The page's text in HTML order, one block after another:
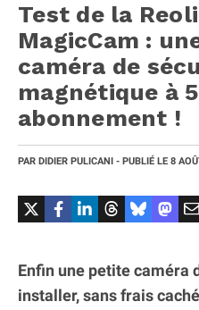
Test de la
MagicCam :
caméra de
magnétique à
abonnement !
PAR DIDIER PULICANI - PUBLIÉ LE 8
Enfin une petite caméra
installer, sans frais